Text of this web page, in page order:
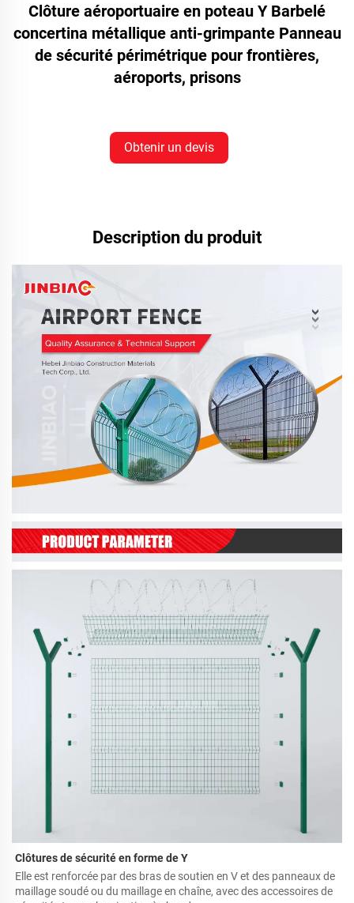
Clôture aéroportuaire en poteau Y Barbelé
concertina métallique anti-grimpante Panneau
de sécurité périmétrique pour frontières,
aéroports, prisons
Obtenir un devis
Description du produit
Clôtures de sécurité en forme de Y
Elle est renforcée par des bras de soutien en V et des panneaux de
maillage soudé ou du maillage en chaîne, avec des accessoires de